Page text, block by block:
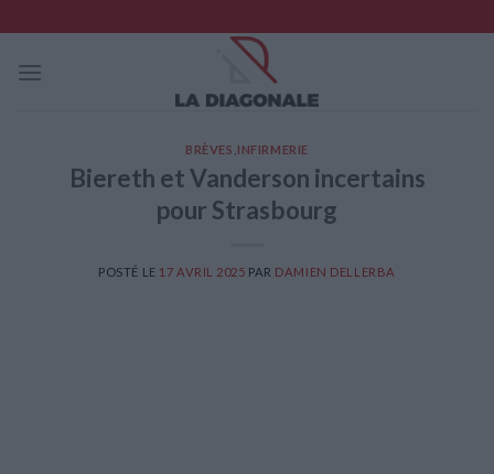
to
content
BRÈVES INFIRMERIE
Biereth et Vanderson incertains
pour Strasbourg
POSTÉ LE 17 AVRIL 2025 PAR DAMIEN DELLERBA